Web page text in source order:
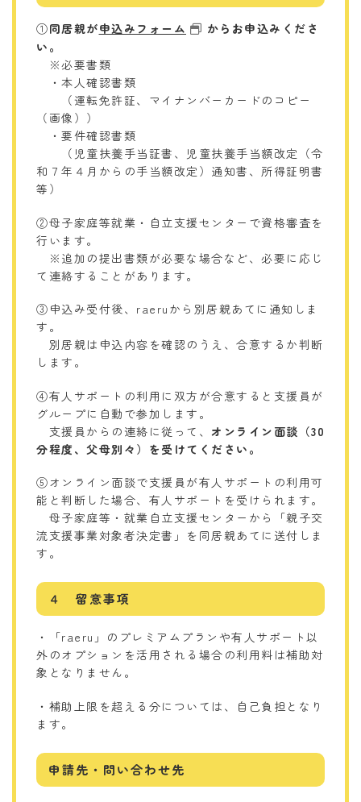
①同居親が申込みフォーム
からお申込みくださ
い。
※必要書類
・本人確認書類
（運転免許証、マイナンバーカードのコピー
（画像））
・要件確認書類
（児童扶養手当証書、児童扶養手当額改定（令
和７年４月からの手当額改定）通知書、所得証明書
等）
②母子家庭等就業・自立支援センターで資格審査を
行います。
※追加の提出書類が必要な場合など、必要に応じ
て連絡することがあります。
③申込み受付後、raeruから別居親あてに通知しま
す。
別居親は申込内容を確認のうえ、合意するか判断
します。
④有人サポートの利用に双方が合意すると支援員が
グループに自動で参加します。
支援員からの連絡に従って、 オンライン面談（30
分程度、父母別々）を受けてください。
⑤オンライン面談で支援員が有人サポートの利用可
能と判断した場合、有人サポートを受けられます。
母子家庭等・就業自立支援センターから「親子交
流支援事業対象者決定書」を同居親あてに送付しま
す。
４ 留意事項
・「raeru」のプレミアムプランや有人サポート以
外のオプションを活用される場合の利用料は補助対
象となりません。
・補助上限を超える分については、自己負担となり
ます。
申請先・問い合わせ先